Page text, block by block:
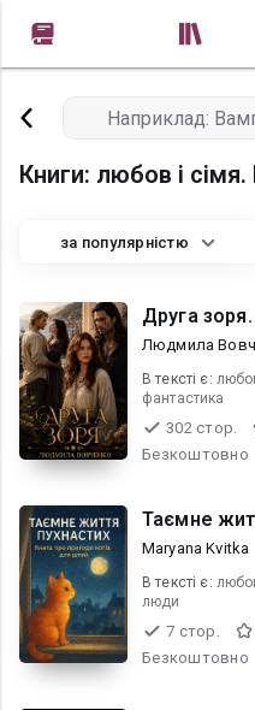
Книги: любов і
за популярністю
Друга зоря.
Людмила
В текcті є:
фантастика
302 стор.
Безкоштовно
Таємне
Maryana Kvitka
В текcті є:
люди
7 стор.
Безкоштовно